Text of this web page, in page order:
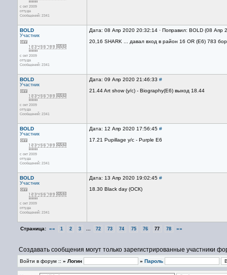
с окт 2009
оттуда
Сообщений: 2341
BOLD
Участник
с окт 2009
оттуда
Сообщений: 2341
Дата: 08 Апр 2020 20:32:14 · Поправил: BOLD (08 Апр
20,16 SHARK ... давал вход в район 16 OR (E6) 783
BOLD
Участник
с окт 2009
оттуда
Сообщений: 2341
Дата: 09 Апр 2020 21:46:33 #
21.44 Art show (у/с) - Biography(Е6) выход 18.44
BOLD
Участник
с окт 2009
оттуда
Сообщений: 2341
Дата: 12 Апр 2020 17:56:45 #
17.21 Pupillage у/с - Purple Е6
BOLD
Участник
с окт 2009
оттуда
Сообщений: 2341
Дата: 13 Апр 2020 19:02:45 #
18.30 Black day (ОСК)
Страница: «« 1 2 3 72 73 74 75 76 77 78 »»
Создавать сообщения могут только зарегистрированные участники
Войти в форум :: » Логин » Пароль